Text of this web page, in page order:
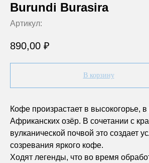
Burundi Burasira
Артикул:
890,00 ₽
В корзину
Кофе произрастает в высокогорье,
Африканских озёр. В сочетании с
вулканической почвой это создает
созревания яркого кофе.
Ходят легенды, что во время